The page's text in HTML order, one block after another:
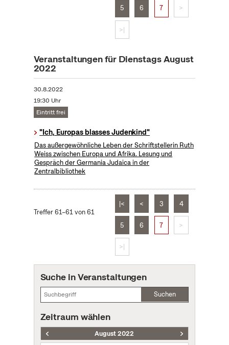
5 6 7 >
>|
Veranstaltungen für Dienstags August
2022
30.8.2022
19:30 Uhr
Eintritt frei
"Ich, Europas blasses Judenkind"
Das außergewöhnliche Leben der Schriftstellerin Ruth
Weiss zwischen Europa und Afrika. Lesung und
Gespräch der Germania Judaica in der
Zentralbibliothek
Treffer 61–61 von 61
|< < 3 4
5 6 7 >
>|
Suche in Veranstaltungen
Suchen
Zeitraum wählen
August 2022